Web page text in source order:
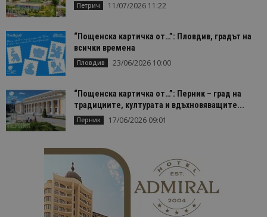
Петрич 11/07/2026 11:22
“Пощенска картичка от…”: Пловдив, градът на
всички времена
Пловдив 23/06/2026 10:00
“Пощенска картичка от…”: Перник – град на
традициите, културата и вдъхновяващите...
Перник 17/06/2026 09:01